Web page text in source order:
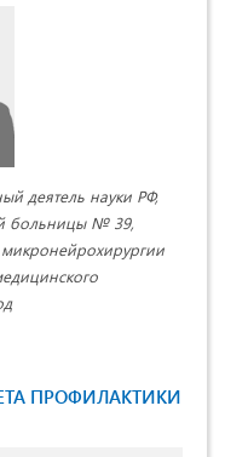
деятель науки РФ,
больницы № 39,
ПРОФИЛАКТИКИ